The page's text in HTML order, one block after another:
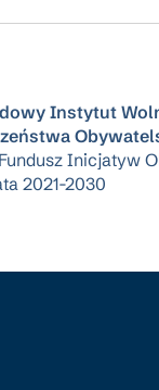
Instytut
Inicjatyw
2021-2030